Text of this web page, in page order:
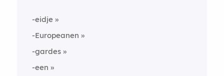
-eidje
-Europeanen
-gardes
-een